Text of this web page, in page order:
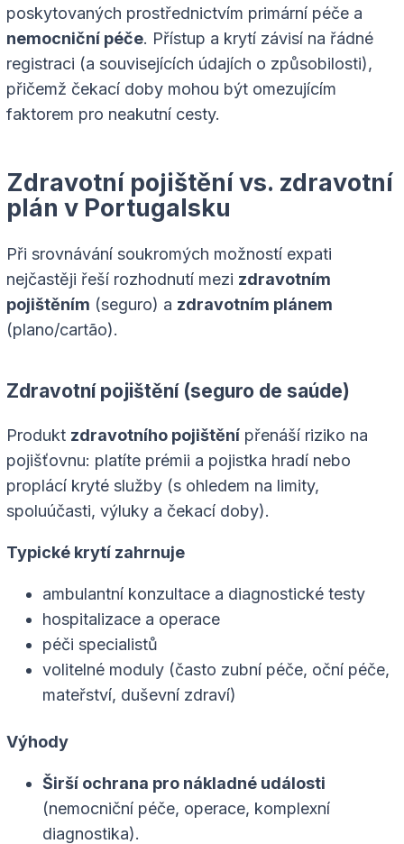
poskytovaných prostřednictvím primární péče a
nemocniční péče. Přístup a krytí závisí na řádné
registraci (a souvisejících údajích o způsobilosti),
přičemž čekací doby mohou být omezujícím
faktorem pro neakutní cesty.
Zdravotní pojištění vs. zdravotní
plán v Portugalsku
Při srovnávání soukromých možností expati
nejčastěji řeší rozhodnutí mezi zdravotním
pojištěním (seguro) a zdravotním plánem
(plano/cartão).
Zdravotní pojištění (seguro de saúde)
Produkt zdravotního pojištění přenáší riziko na
pojišťovnu: platíte prémii a pojistka hradí nebo
proplácí kryté služby (s ohledem na limity,
spoluúčasti, výluky a čekací doby).
Typické krytí zahrnuje
ambulantní konzultace a diagnostické testy
hospitalizace a operace
péči specialistů
volitelné moduly (často zubní péče, oční péče,
mateřství, duševní zdraví)
Výhody
Širší ochrana pro nákladné události
(nemocniční péče, operace, komplexní
diagnostika).